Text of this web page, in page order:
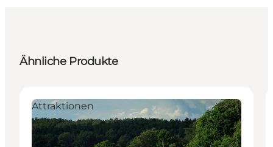
Ähnliche Produkte
Attraktionen